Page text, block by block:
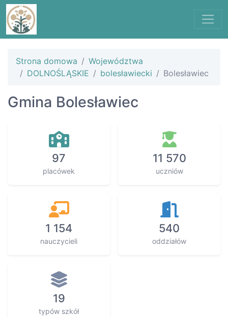
Strona domowa
Województwa
DOLNOŚLĄSKIE
bolesławiecki Bolesławiec
Gmina Bolesławiec
97
placówek
11 570
uczniów
1 154
nauczycieli
540
oddziałów
19
typów szkół